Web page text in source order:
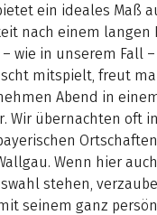
ein ideales Maß
nach einem langen
wie in unserem Fall
mitspielt, freut
Abend in
Wir übernachten oft
Wenn hier
stehen,
seinem ganz